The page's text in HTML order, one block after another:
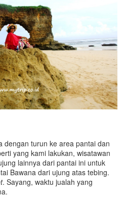
dengan turun ke area pantai dan
yang kami lakukan, wisatawan
lainnya dari pantai ini untuk
Bawana dari ujung atas tebing.
. Sayang, waktu jualah yang